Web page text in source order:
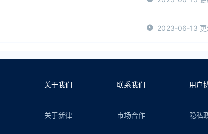
2023-06-13 更
关于我们
关于新律
联系我们
市场合作
用户
隐私